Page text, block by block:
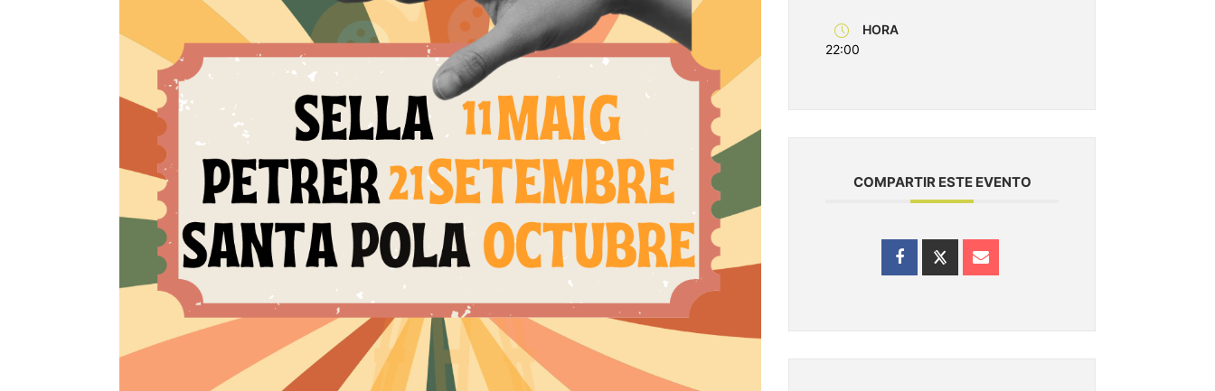
HORA
22:00
COMPARTIR ESTE EVENTO